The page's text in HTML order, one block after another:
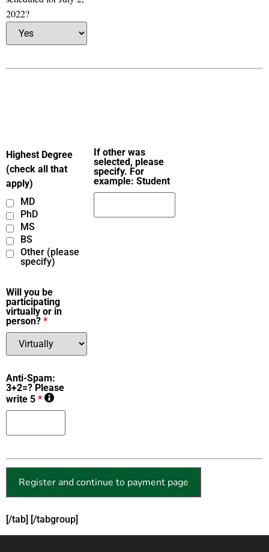
2022?
Highest Degree
(check all that
apply)
MD
PhD
MS
BS
Other (please
specify)
If other was
selected, please
specify. For
example: Student
Will you be
participating
virtually or in
person? *
Anti-Spam:
3+2=? Please
write 5 *
[/tab] [/tabgroup]